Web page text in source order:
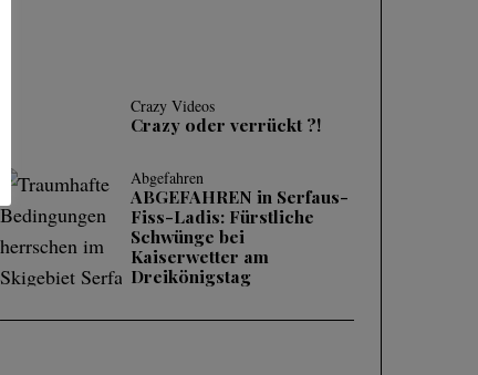
Crazy Videos
Crazy oder verrückt ?!
Abgefahren
ABGEFAHREN in Serfaus-
Fiss-Ladis: Fürstliche
Schwünge bei
Kaiserwetter am
Dreikönigstag